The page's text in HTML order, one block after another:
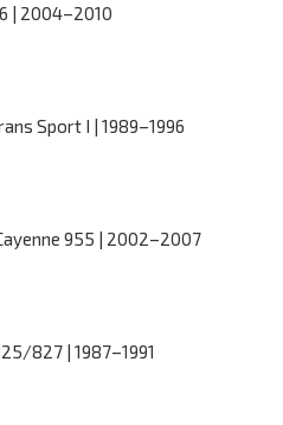
| 2004–2010
Sport I | 1989–1996
955 | 2002–2007
827 | 1987–1991